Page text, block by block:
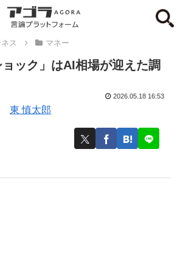
ス マネー
ョック」はAI相場が迎えた調
東 慎太郎
2026.05.18 16:53